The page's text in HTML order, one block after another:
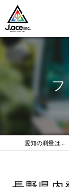
愛知の測量は株式会社J.ace